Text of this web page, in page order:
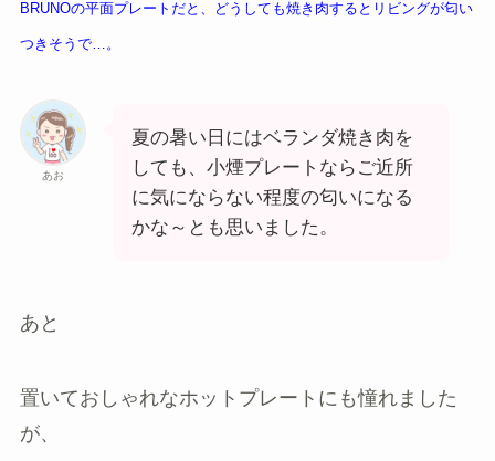
BRUNOの平面プレートだと、どうしても焼き肉するとリビングが匂い
つきそうで…。
あお
夏の暑い日にはベランダ焼き肉を
しても、小煙プレートならご近所
に気にならない程度の匂いになる
かな～とも思いました。
あと
置いておしゃれなホットプレートにも憧れました
が、